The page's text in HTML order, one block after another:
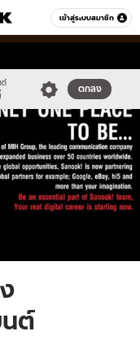
เข้าสู่ระบบสมาชิก
หมวดอื่นๆ
ต์
ตกลง
ต์